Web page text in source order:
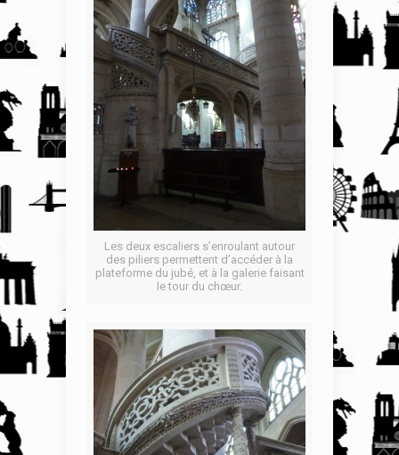
Les deux escaliers s’enroulant autour
des piliers permettent d’accéder à la
plateforme du jubé, et à la galerie faisant
le tour du chœur.